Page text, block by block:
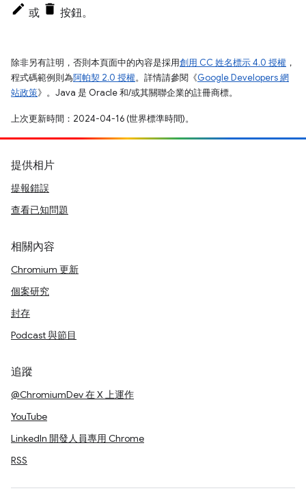
或
按鈕。
除非另有註明，否則本頁面中的內容是採用創用 CC 姓名標示 4.0 授權 ，
程式碼範例則為阿帕契 2.0 授權。詳情請參閱《Google Developers 網
站政策》。Java 是 Oracle 和/或其關聯企業的註冊商標。
上次更新時間：2024-04-16 (世界標準時間)。
提供相片
提報錯誤
查看已知問題
相關內容
Chromium 更新
個案研究
封存
Podcast 與節目
追蹤
@ChromiumDev 在 X 上運作
YouTube
LinkedIn 開發人員專用 Chrome
RSS